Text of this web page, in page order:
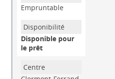
Empruntable
Disponible pour
le prêt